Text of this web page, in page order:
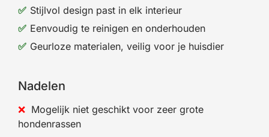
Stijlvol design past in elk interieur
Eenvoudig te reinigen en onderhouden
Geurloze materialen, veilig voor je huisdier
Nadelen
Mogelijk niet geschikt voor zeer grote
hondenrassen